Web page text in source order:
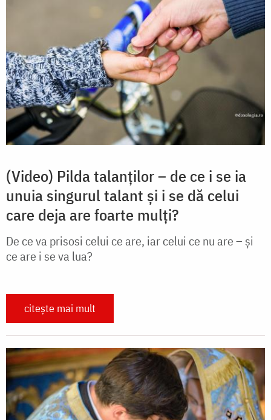
(Video) Pilda talanților – de ce i se ia
unuia singurul talant și i se dă celui
care deja are foarte mulți?
De ce va prisosi celui ce are, iar celui ce nu are – și
ce are i se va lua?
citește mai mult